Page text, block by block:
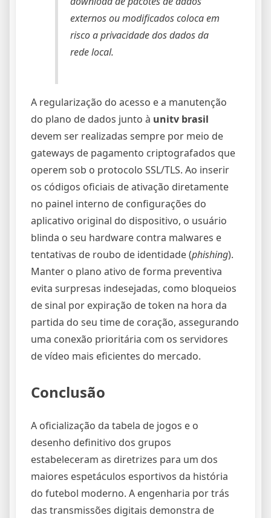
externos ou modificados coloca em
risco a privacidade dos dados da
rede local.
A regularização do acesso e a manutenção
do plano de dados junto à unitv brasil
devem ser realizadas sempre por meio de
gateways de pagamento criptografados que
operem sob o protocolo SSL/TLS. Ao inserir
os códigos oficiais de ativação diretamente
no painel interno de configurações do
aplicativo original do dispositivo, o usuário
blinda o seu hardware contra malwares e
tentativas de roubo de identidade (phishing).
Manter o plano ativo de forma preventiva
evita surpresas indesejadas, como bloqueios
de sinal por expiração de token na hora da
partida do seu time de coração, assegurando
uma conexão prioritária com os servidores
de vídeo mais eficientes do mercado.
Conclusão
A oficialização da tabela de jogos e o
desenho definitivo dos grupos
estabeleceram as diretrizes para um dos
maiores espetáculos esportivos da história
do futebol moderno. A engenharia por trás
das transmissões digitais demonstra de